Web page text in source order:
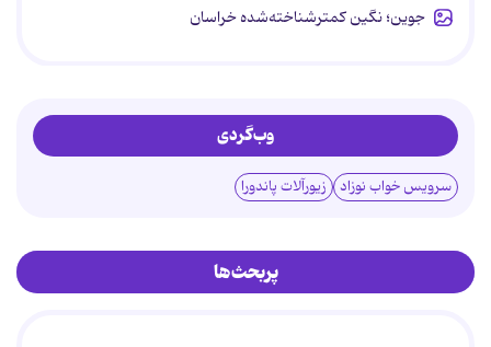
جوین؛ نگین کمترشناخته‌شده خراسان
وب‌گردی
سرویس خواب نوزاد زیورآلات پاندورا
پربحث‌ها